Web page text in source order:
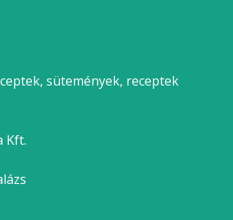
sütemények, receptek
Kft.